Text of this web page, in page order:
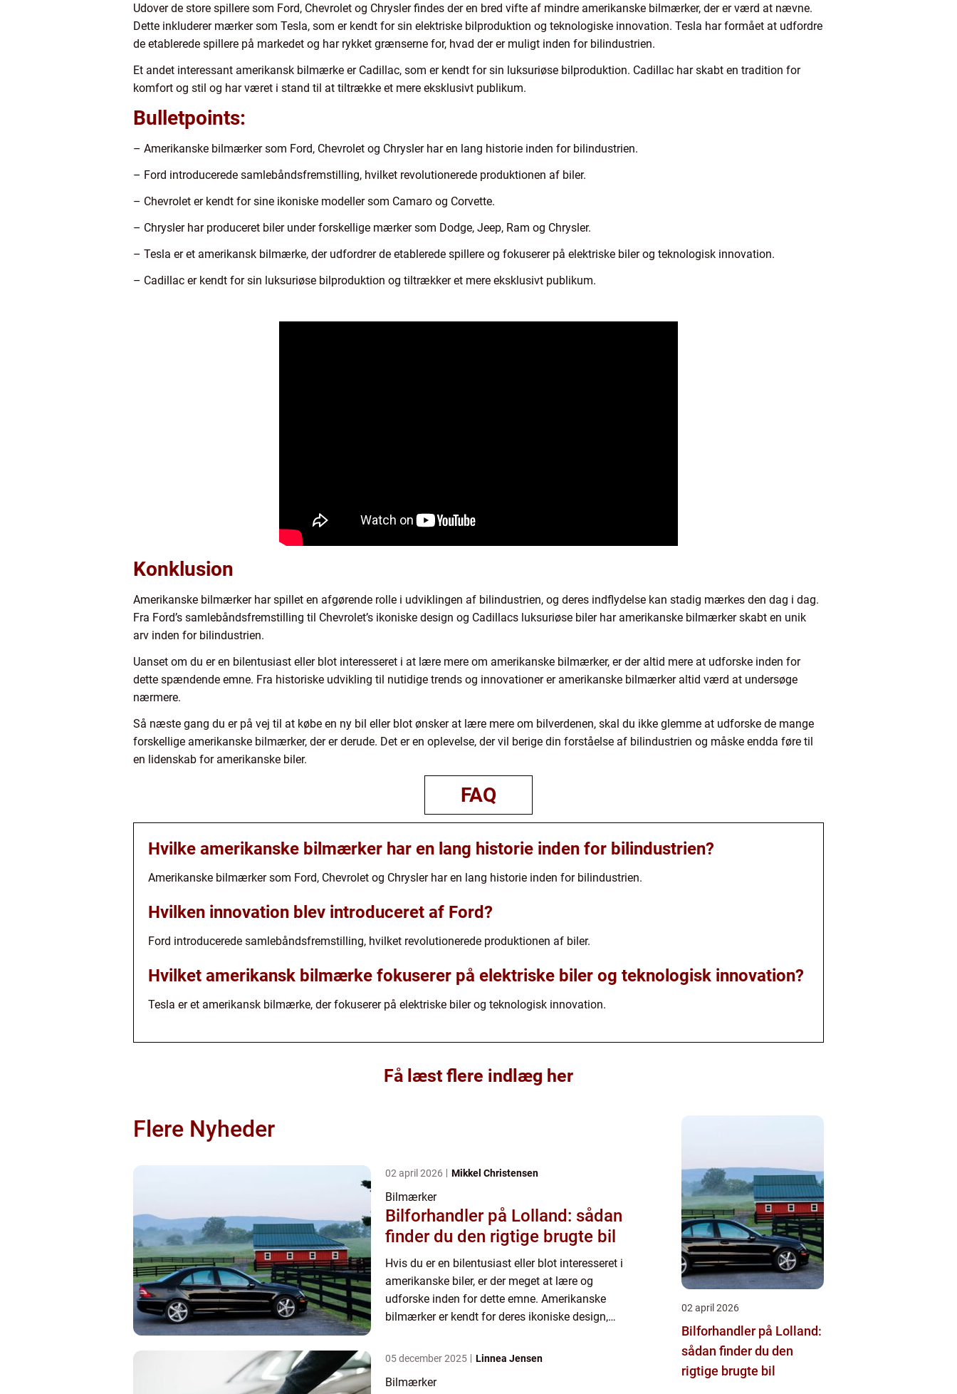
Udover de store spillere som Ford, Chevrolet og Chrysler findes der en bred vifte af mindre amerikanske bilmærker, der er værd at nævne.
Dette inkluderer mærker som Tesla, som er kendt for sin elektriske bilproduktion og teknologiske innovation. Tesla har formået at udfordre
de etablerede spillere på markedet og har rykket grænserne for, hvad der er muligt inden for bilindustrien.
Et andet interessant amerikansk bilmærke er Cadillac, som er kendt for sin luksuriøse bilproduktion. Cadillac har skabt en tradition for
komfort og stil og har været i stand til at tiltrække et mere eksklusivt publikum.
Bulletpoints:
– Amerikanske bilmærker som Ford, Chevrolet og Chrysler har en lang historie inden for bilindustrien.
– Ford introducerede samlebåndsfremstilling, hvilket revolutionerede produktionen af biler.
– Chevrolet er kendt for sine ikoniske modeller som Camaro og Corvette.
– Chrysler har produceret biler under forskellige mærker som Dodge, Jeep, Ram og Chrysler.
– Tesla er et amerikansk bilmærke, der udfordrer de etablerede spillere og fokuserer på elektriske biler og teknologisk innovation.
– Cadillac er kendt for sin luksuriøse bilproduktion og tiltrækker et mere eksklusivt publikum.
Konklusion
Amerikanske bilmærker har spillet en afgørende rolle i udviklingen af bilindustrien, og deres indflydelse kan stadig mærkes den dag i dag.
Fra Ford’s samlebåndsfremstilling til Chevrolet’s ikoniske design og Cadillacs luksuriøse biler har amerikanske bilmærker skabt en unik
arv inden for bilindustrien.
Uanset om du er en bilentusiast eller blot interesseret i at lære mere om amerikanske bilmærker, er der altid mere at udforske inden for
dette spændende emne. Fra historiske udvikling til nutidige trends og innovationer er amerikanske bilmærker altid værd at undersøge
nærmere.
Så næste gang du er på vej til at købe en ny bil eller blot ønsker at lære mere om bilverdenen, skal du ikke glemme at udforske de mange
forskellige amerikanske bilmærker, der er derude. Det er en oplevelse, der vil berige din forståelse af bilindustrien og måske endda føre til
en lidenskab for amerikanske biler.
FAQ
Hvilke amerikanske bilmærker har en lang historie inden for bilindustrien?
Amerikanske bilmærker som Ford, Chevrolet og Chrysler har en lang historie inden for bilindustrien.
Hvilken innovation blev introduceret af Ford?
Ford introducerede samlebåndsfremstilling, hvilket revolutionerede produktionen af biler.
Hvilket amerikansk bilmærke fokuserer på elektriske biler og teknologisk innovation?
Tesla er et amerikansk bilmærke, der fokuserer på elektriske biler og teknologisk innovation.
Få læst flere indlæg her
Flere Nyheder
02 april 2026 Mikkel Christensen
Bilmærker
Bilforhandler på Lolland: sådan
finder du den rigtige brugte bil
Hvis du er en bilentusiast eller blot interesseret i
amerikanske biler, er der meget at lære og
udforske inden for dette emne. Amerikanske
bilmærker er kendt for deres ikoniske design,
flere årtier ...
05 december 2025 Linnea Jensen
Bilmærker
02 april 2026
Bilforhandler på Lolland:
sådan finder du den
rigtige brugte bil